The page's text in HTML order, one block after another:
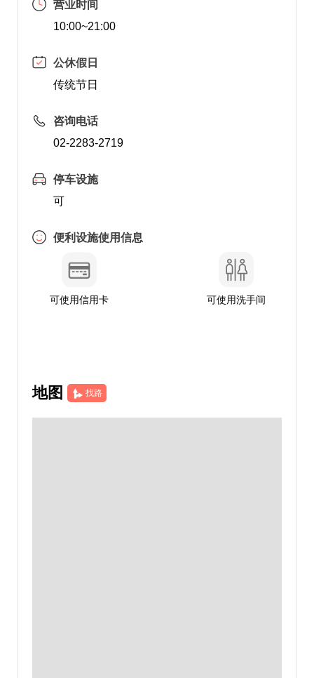
营业时间
10:00~21:00
公休假日
传统节日
咨询电话
02-2283-2719
停车设施
可
便利设施使用信息
可使用信用卡 可使用洗手间
地图 找路